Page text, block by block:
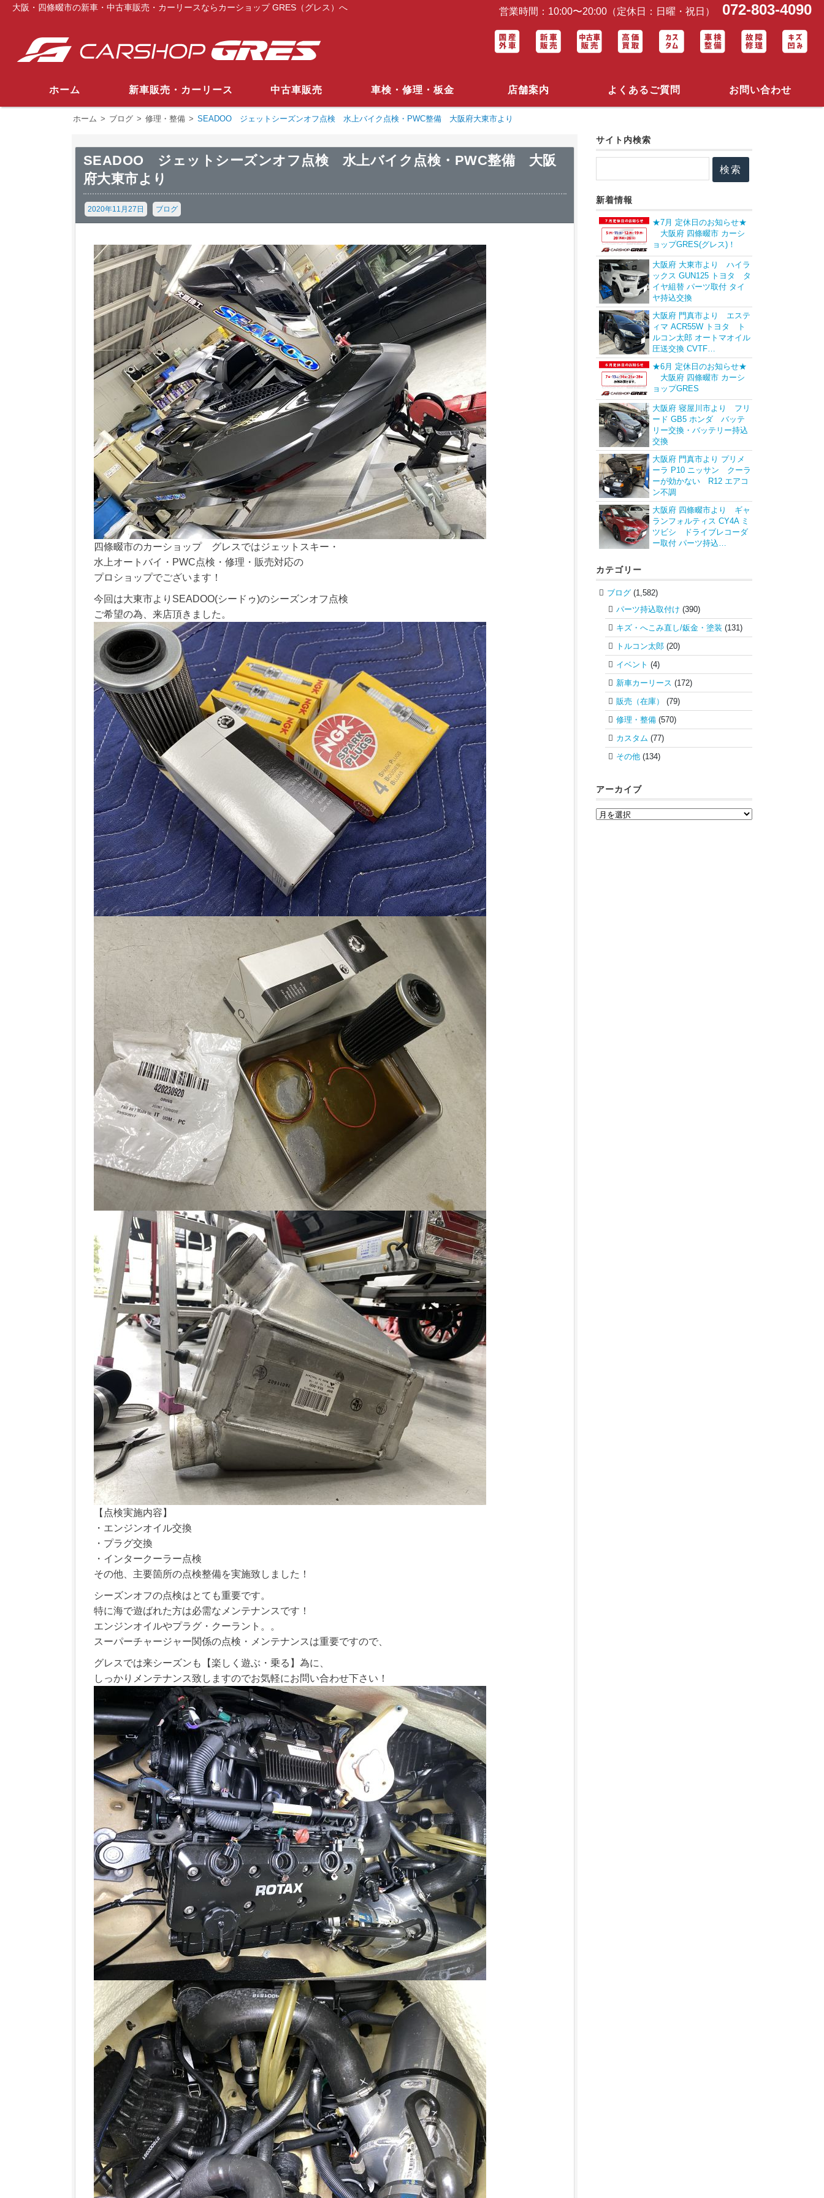
大阪・四條畷市の新車・中古車販売・カーリースならカーショップ GRES（グレス）へ 営業時間：10:00〜20:00（定休日：日曜・祝日） 072-803-4090
ホーム 新車販売・カーリース 中古車販売 車検・修理・板金 店舗案内 よくあるご質問 お問い合わせ
ホーム > ブログ > 修理・整備 > SEADOO ジェットシーズンオフ点検 水上バイク点検・PWC整備 大阪府大東市より
SEADOO ジェットシーズンオフ点検 水上バイク点検・PWC整備 大阪
府大東市より
2020年11月27日 ブログ
四條畷市のカーショップ グレスではジェットスキー・
水上オートバイ・PWC点検・修理・販売対応の
プロショップでございます！
今回は大東市よりSEADOO(シードゥ)のシーズンオフ点検
ご希望の為、来店頂きました。
【点検実施内容】
・エンジンオイル交換
・プラグ交換
・インタークーラー点検
その他、主要箇所の点検整備を実施致しました！
シーズンオフの点検はとても重要です。
特に海で遊ばれた方は必需なメンテナンスです！
エンジンオイルやプラグ・クーラント。。
スーパーチャージャー関係の点検・メンテナンスは重要ですので、
グレスでは来シーズンも【楽しく遊ぶ・乗る】為に、
しっかりメンテナンス致しますのでお気軽にお問い合わせ下さい！
サイト内検索
新着情報
★7月 定休日のお知らせ★
大阪府 四條畷市 カーシ
ョップGRES(グレス)！
大阪府 大東市より ハイラ
ックス GUN125 トヨタ タ
イヤ組替 パーツ取付 タイ
ヤ持込交換
大阪府 門真市より エステ
ィマ ACR55W トヨタ ト
ルコン太郎 オートマオイル
圧送交換 CVTF…
★6月 定休日のお知らせ★
大阪府 四條畷市 カーシ
ョップGRES
大阪府 寝屋川市より フリ
ード GB5 ホンダ バッテ
リー交換・バッテリー持込
交換
大阪府 門真市より プリメ
ーラ P10 ニッサン クーラ
ーが効かない R12 エアコ
ン不調
大阪府 四條畷市より ギャ
ランフォルティス CY4A ミ
ツビシ ドライブレコーダ
ー取付 パーツ持込…
カテゴリー
ブログ (1,582)
パーツ持込取付け (390)
キズ・へこみ直し/鈑金・塗装 (131)
トルコン太郎 (20)
イベント (4)
新車カーリース (172)
販売（在庫）
(79)
修理・整備 (570)
カスタム (77)
その他 (134)
アーカイブ